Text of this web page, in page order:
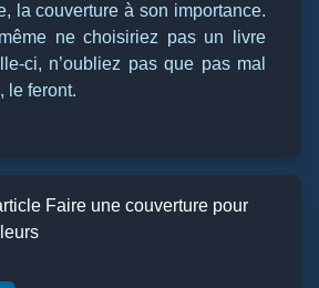
la couverture à son importance.
ne choisiriez pas un livre
ci, n’oubliez pas que pas mal
le feront.